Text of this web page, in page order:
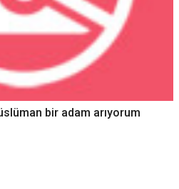
bir adam arıyorum